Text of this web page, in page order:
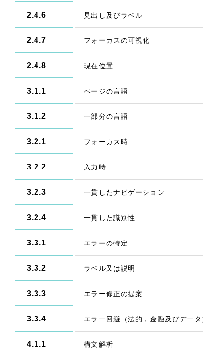
2.4.6 見出し及びラベル
2.4.7 フォーカスの可視化
2.4.8 現在位置
3.1.1 ページの言語
3.1.2 一部分の言語
3.2.1 フォーカス時
3.2.2 入力時
3.2.3 一貫したナビゲーション
3.2.4 一貫した識別性
3.3.1 エラーの特定
3.3.2 ラベル又は説明
3.3.3 エラー修正の提案
3.3.4 エラー回避（法的，金融及びデータ）
4.1.1 構文解析